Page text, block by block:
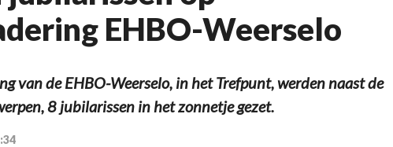
EHBO-Weerselo
van de EHBO-Weerselo, in het Trefpunt, werden naast de
8 jubilarissen in het zonnetje gezet.